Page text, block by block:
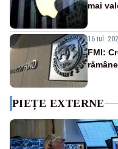
mai
16 iul.
FMI:
PIEȚE EXTERNE